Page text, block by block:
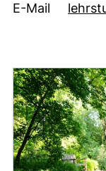
E-Mail